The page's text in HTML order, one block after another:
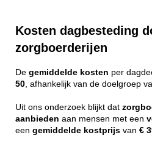
Kosten dagbesteding
zorgboerderijen
De gemiddelde kosten per
50 , afhankelijk van de doelgroep
Uit ons onderzoek blijkt dat
aanbieden aan mensen met een
een gemiddelde kostprijs van €